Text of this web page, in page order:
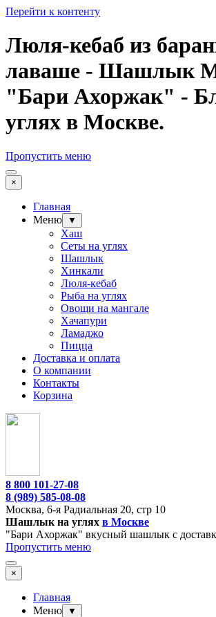
Перейти к контенту
Люля-кебаб из
лаваше - Шашлык
"Бари Ахоржак" -
углях в Москве.
Пропустить меню
×
Главная
Меню
▼
Хаш
Сеты на углях
Шашлык
Хинкали
Люля-кебаб
Рыба на углях
Овощи на мангале
Хачапури
Ламаджо
Пицца
Доставка и оплата
О компании
Контакты
Корзина
8 800 101-27-08
8 (989) 585-08-08
Москва, 6-я Радиальная 20, стр 10
Шашлык на углях в Москве
"Бари Ахоржак" вкусный шашлык с
Пропустить меню
×
Главная
Меню
▼